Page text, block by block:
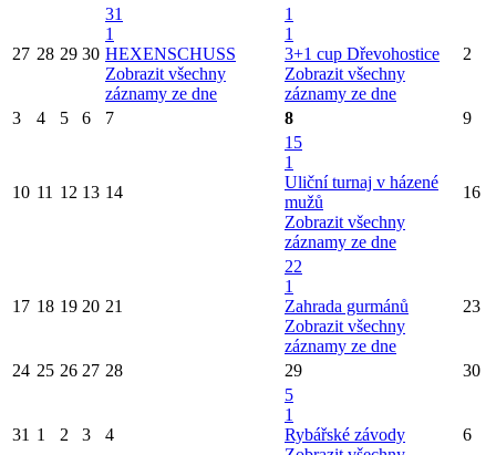
27 28 29 30
31
1
HEXENSCHUSS
Zobrazit všechny
záznamy ze dne
1
1
3+1 cup Dřevohostice
Zobrazit všechny
záznamy ze dne
2
3 4 5 6 7 8 9
10 11 12 13 14
15
1
Uliční turnaj v házené
mužů
Zobrazit všechny
záznamy ze dne
16
17 18 19 20 21
22
1
Zahrada gurmánů
Zobrazit všechny
záznamy ze dne
23
24 25 26 27 28 29 30
31 1 2 3 4
5
1
Rybářské závody
6